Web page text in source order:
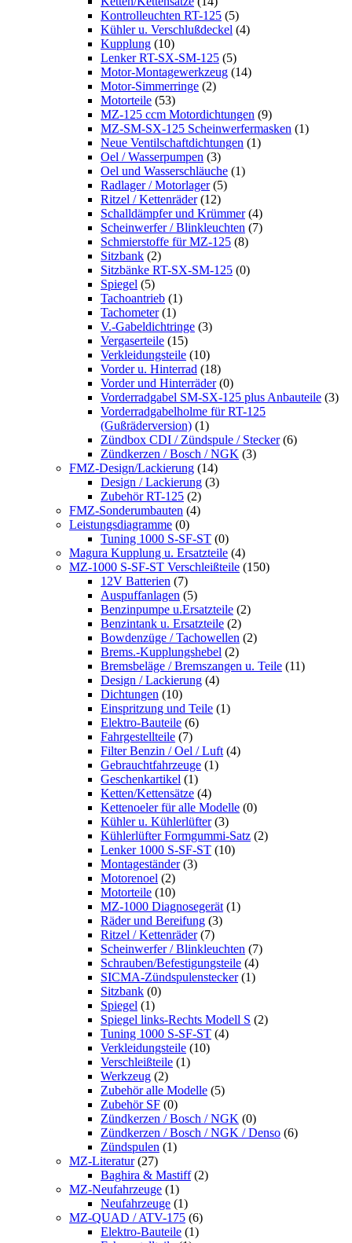
Kontrolleuchten RT-125 (5)
Kühler u. Verschlußdeckel (4)
Kupplung (10)
Lenker RT-SX-SM-125 (5)
Motor-Montagewerkzeug (14)
Motor-Simmerringe (2)
Motorteile (53)
MZ-125 ccm Motordichtungen (9)
MZ-SM-SX-125 Scheinwerfermasken (1)
Neue Ventilschaftdichtungen (1)
Oel / Wasserpumpen (3)
Oel und Wasserschläuche (1)
Radlager / Motorlager (5)
Ritzel / Kettenräder (12)
Schalldämpfer und Krümmer (4)
Scheinwerfer / Blinkleuchten (7)
Schmierstoffe für MZ-125 (8)
Sitzbank (2)
Sitzbänke RT-SX-SM-125 (0)
Spiegel (5)
Tachoantrieb (1)
Tachometer (1)
V.-Gabeldichtringe (3)
Vergaserteile (15)
Verkleidungsteile (10)
Vorder u. Hinterrad (18)
Vorder und Hinterräder (0)
Vorderradgabel SM-SX-125 plus Anbauteile (3)
Vorderradgabelholme für RT-125
(Gußräderversion) (1)
Zündbox CDI / Zündspule / Stecker (6)
Zündkerzen / Bosch / NGK (3)
FMZ-Design/Lackierung (14)
Design / Lackierung (3)
Zubehör RT-125 (2)
FMZ-Sonderumbauten (4)
Leistungsdiagramme (0)
Tuning 1000 S-SF-ST (0)
Magura Kupplung u. Ersatzteile (4)
MZ-1000 S-SF-ST Verschleißteile (150)
12V Batterien (7)
Auspuffanlagen (5)
Benzinpumpe u.Ersatzteile (2)
Benzintank u. Ersatzteile (2)
Bowdenzüge / Tachowellen (2)
Brems.-Kupplungshebel (2)
Bremsbeläge / Bremszangen u. Teile (11)
Design / Lackierung (4)
Dichtungen (10)
Einspritzung und Teile (1)
Elektro-Bauteile (6)
Fahrgestellteile (7)
Filter Benzin / Oel / Luft (4)
Gebrauchtfahrzeuge (1)
Geschenkartikel (1)
Ketten/Kettensätze (4)
Kettenoeler für alle Modelle (0)
Kühler u. Kühlerlüfter (3)
Kühlerlüfter Formgummi-Satz (2)
Lenker 1000 S-SF-ST (10)
Montageständer (3)
Motorenoel (2)
Motorteile (10)
MZ-1000 Diagnosegerät (1)
Räder und Bereifung (3)
Ritzel / Kettenräder (7)
Scheinwerfer / Blinkleuchten (7)
Schrauben/Befestigungsteile (4)
SICMA-Zündspulenstecker (1)
Sitzbank (0)
Spiegel (1)
Spiegel links-Rechts Modell S (2)
Tuning 1000 S-SF-ST (4)
Verkleidungsteile (10)
Verschleißteile (1)
Werkzeug (2)
Zubehör alle Modelle (5)
Zubehör SF (0)
Zündkerzen / Bosch / NGK (0)
Zündkerzen / Bosch / NGK / Denso (6)
Zündspulen (1)
MZ-Literatur (27)
Baghira & Mastiff (2)
MZ-Neufahrzeuge (1)
Neufahrzeuge (1)
MZ-QUAD / ATV-175 (6)
Elektro-Bauteile (1)